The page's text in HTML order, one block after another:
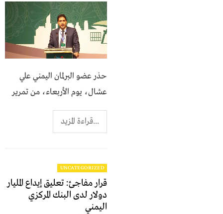
حذر عضو البرلمان اليمني علي
عشال، يوم الأربعاء، من تمرير
...قراءة المزيد
UNCATEGORIZED
قرار مفاجئ: تعليق إيداع المليار
دولار لدى البنك المركزي
اليمني